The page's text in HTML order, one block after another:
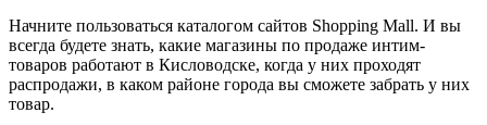
Начните пользоваться каталогом сайтов Shopping Mall. И вы
всегда будете знать, какие магазины по продаже интим-
товаров работают в Кисловодске, когда у них проходят
распродажи, в каком районе города вы сможете забрать у них
товар.